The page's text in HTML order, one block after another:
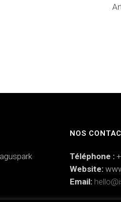
NOS
Téléphone :
Website:
Email: